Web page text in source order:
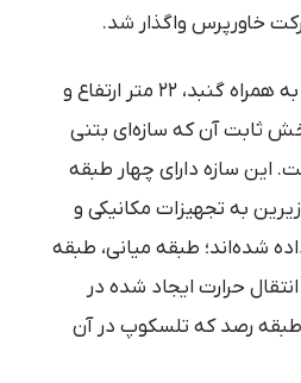
خاورپرس واگذار شد.
ساختمان محفظه به همراه گنبد، ۲۲ متر ارتفاع و
بخش ثابت آن که سازه‌ای بتنی
۱۰ متر است. این سازه دارای چهار طبقه
به تجهیزات مکانیکی و
شده‌اند؛ طبقه میانی، طبقه
حرارت ایجاد شده در
رصد که تلسکوپ در آن